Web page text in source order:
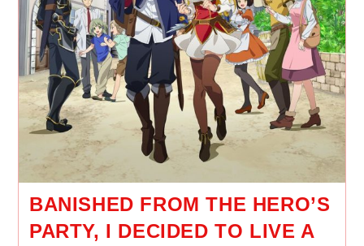
BANISHED FROM THE HERO’S
PARTY, I DECIDED TO LIVE A